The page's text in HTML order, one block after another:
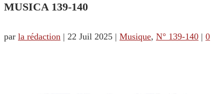
MUSICA 139-140
par la rédaction | 22 Juil 2025 | Musique, N° 139-140 | 0